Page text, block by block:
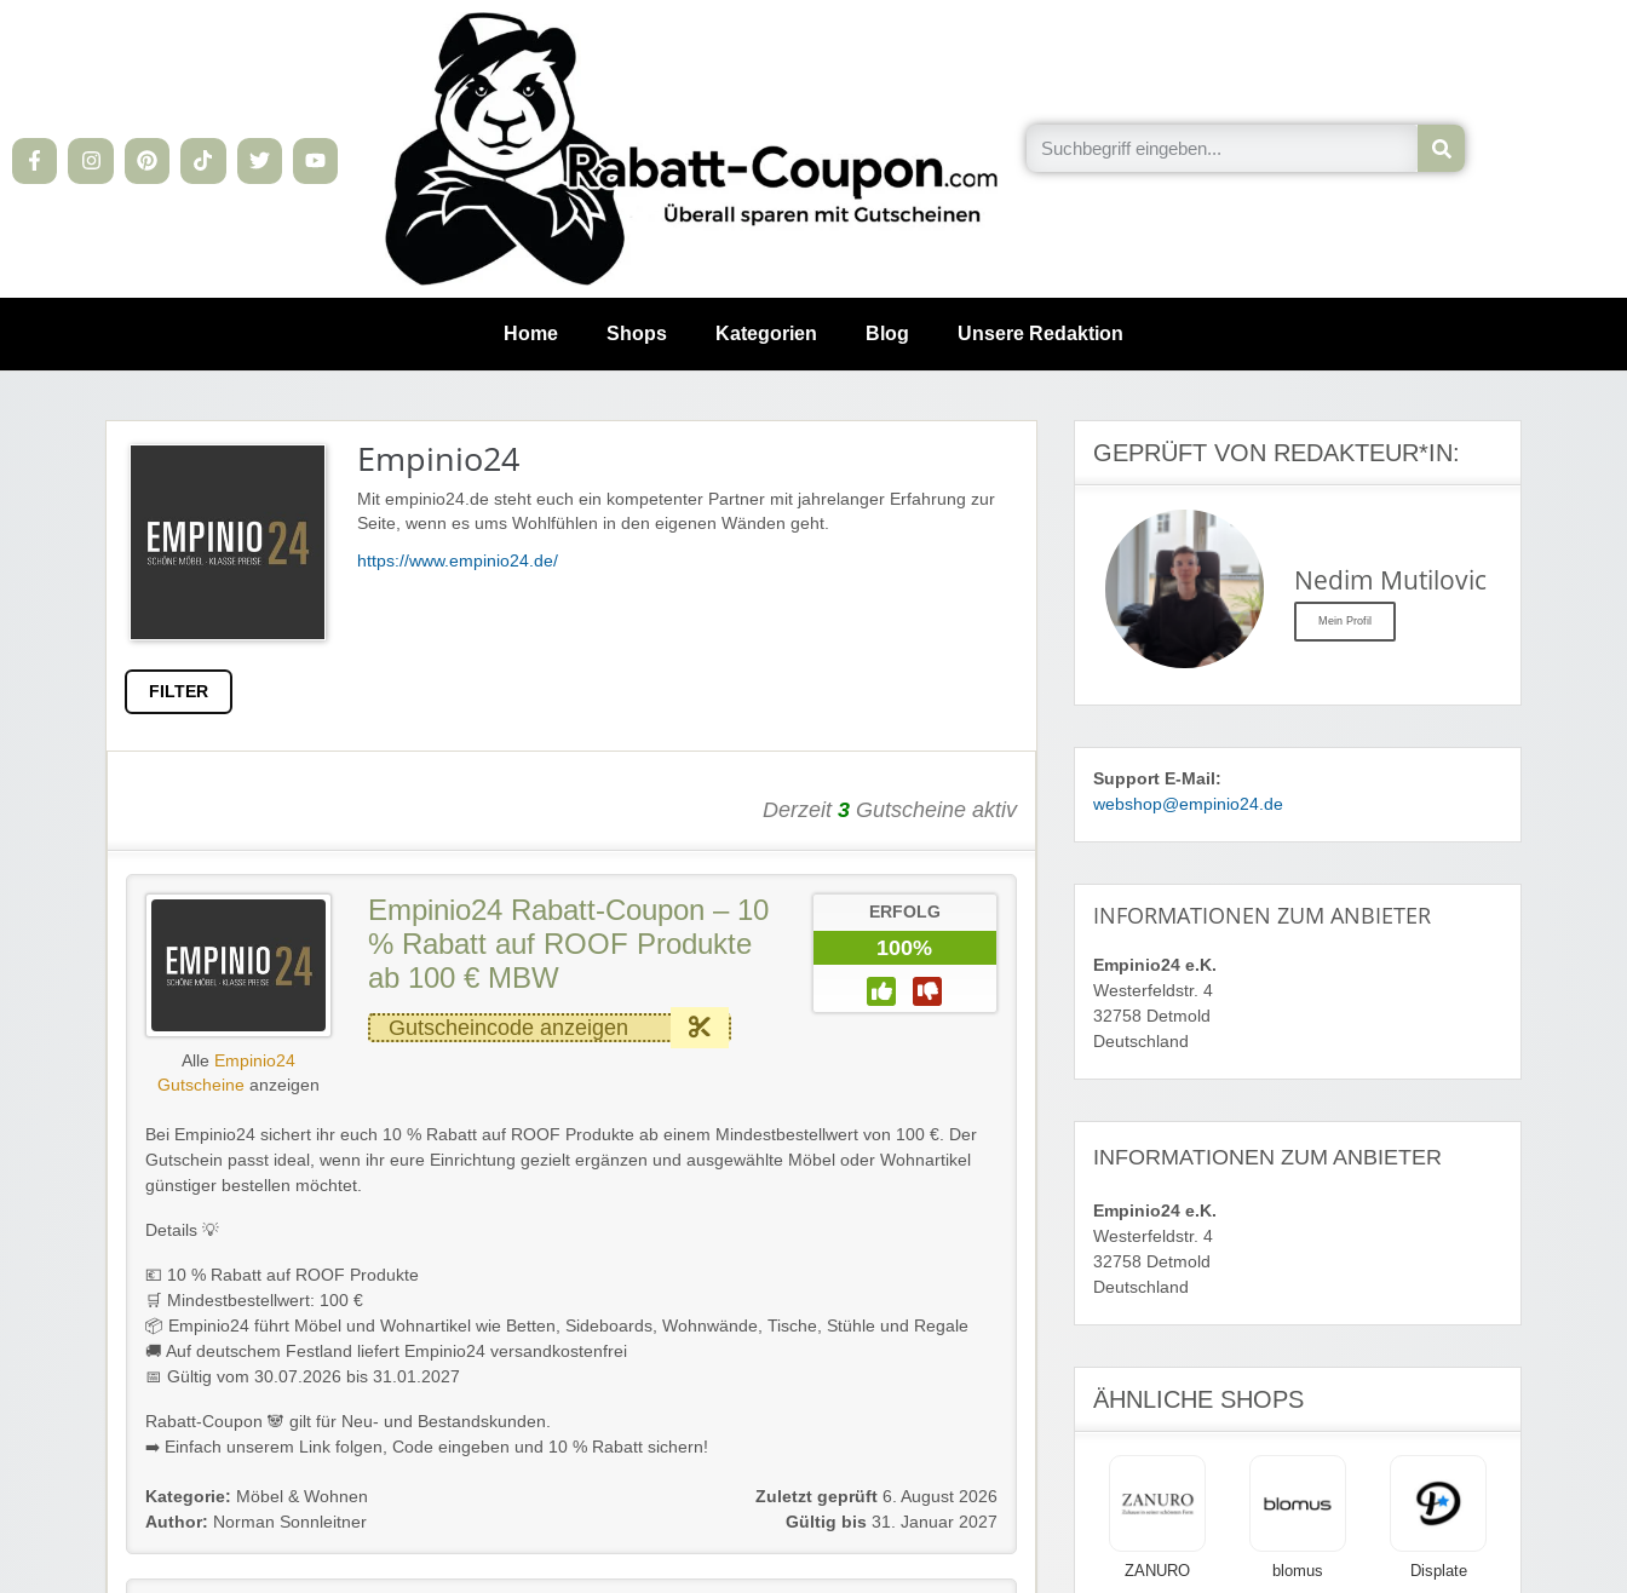
Home Shops Kategorien Blog Unsere Redaktion
Empinio24
Mit empinio24.de steht euch ein kompetenter Partner mit jahrelanger Erfahrung zur
Seite, wenn es ums Wohlfühlen in den eigenen Wänden geht.
https://www.empinio24.de/
FILTER
Derzeit 3 Gutscheine aktiv
Alle Empinio24
Gutscheineanzeigen
Empinio24 Rabatt-Coupon – 10
% Rabatt auf ROOF Produkte
ab 100 € MBW
Gutscheincode anzeigen
ERFOLG
100%
Bei Empinio24 sichert ihr euch 10 % Rabatt auf ROOF Produkte ab einem Mindestbestellwert von 100 €. Der
Gutschein passt ideal, wenn ihr eure Einrichtung gezielt ergänzen und ausgewählte Möbel oder Wohnartikel
günstiger bestellen möchtet.
Details 💡
💶 10 % Rabatt auf ROOF Produkte
🛒 Mindestbestellwert: 100 €
📦 Empinio24 führt Möbel und Wohnartikel wie Betten, Sideboards, Wohnwände, Tische, Stühle und Regale
🚚 Auf deutschem Festland liefert Empinio24 versandkostenfrei
📅 Gültig vom 30.07.2026 bis 31.01.2027
Rabatt-Coupon 🐼 gilt für Neu- und Bestandskunden.
➡️ Einfach unserem Link folgen, Code eingeben und 10 % Rabatt sichern!
Kategorie: Möbel & Wohnen
Author: Norman Sonnleitner
Zuletzt geprüft 6. August 2026
Gültig bis 31. Januar 2027
GEPRÜFT VON REDAKTEUR*IN:
Nedim Mutilovic
Mein Profil
Support E-Mail:
webshop@empinio24.de
INFORMATIONEN ZUM ANBIETER
Empinio24 e.K.
Westerfeldstr. 4
32758 Detmold
Deutschland
INFORMATIONEN ZUM ANBIETER
Empinio24 e.K.
Westerfeldstr. 4
32758 Detmold
Deutschland
ÄHNLICHE SHOPS
ZANURO blomus Displate